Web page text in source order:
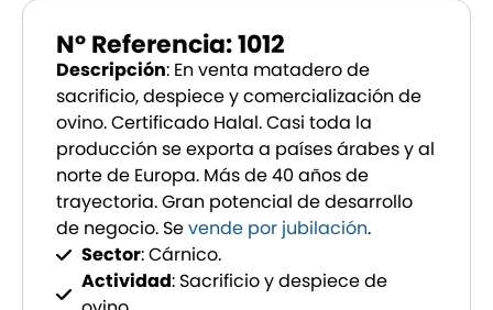
Nº Referencia: 1012
Descripción: En venta matadero de
sacrificio, despiece y comercialización de
ovino. Certificado Halal. Casi toda la
producción se exporta a países árabes y al
norte de Europa. Más de 40 años de
trayectoria. Gran potencial de desarrollo
de negocio. Sevende por jubilación.
Sector: Cárnico.
Actividad: Sacrificio y despiece de